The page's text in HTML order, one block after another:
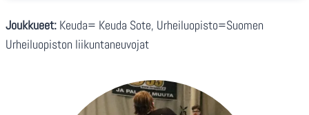
Joukkueet: Keuda= Keuda Sote, Urheiluopisto=Suomen
Urheiluopiston liikuntaneuvojat